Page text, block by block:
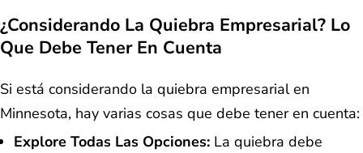
¿Considerando La Quiebra Empresarial? Lo
Que Debe Tener En Cuenta
Si está considerando la quiebra empresarial en
Minnesota, hay varias cosas que debe tener en cuenta:
Explore Todas Las Opciones: La quiebra debe